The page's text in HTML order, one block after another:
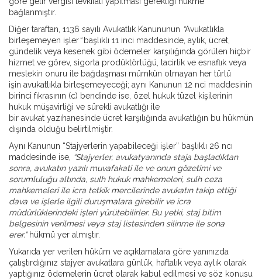
bağlanmıştır.
Diğer taraftan, 1136 sayılı Avukatlık Kanununun “Avukatlıkla
birleşemeyen işler“başlıklı 11 inci maddesinde, aylık, ücret,
gündelik veya kesenek gibi ödemeler karşılığında görülen hiçbir
hizmet ve görev, sigorta prodüktörlüğü, tacirlik ve esnaflık veya
meslekin onuru ile bağdaşması mümkün olmayan her türlü
işin avukatlıkla birleşemeyeceği; aynı Kanunun 12 nci maddesinin
birinci fıkrasının (c) bendinde ise, özel hukuk tüzel kişilerinin
hukuk müşavirliği ve sürekli avukatlığı ile
bir avukat yazıhanesinde ücret karşılığında avukatlığın bu hükmün
dışında olduğu belirtilmiştir.
Aynı Kanunun “Stajyerlerin yapabileceği işler” başlıklı 26 ncı
maddesinde ise, “Stajyerler, avukatyanında staja başladıktan
sonra, avukatın yazılı muvafakati ile ve onun gözetimi ve
sorumluluğu altında, sulh hukuk mahkemeleri, sulh ceza
mahkemeleri ile icra tetkik mercilerinde avukatın takip ettiği
dava ve işlerle ilgili duruşmalara girebilir ve icra
müdürlüklerindeki işleri yürütebilirler. Bu yetki, staj bitim
belgesinin verilmesi veya staj listesinden silinme ile sona
erer.” hükmü yer almıştır.
Yukarıda yer verilen hüküm ve açıklamalara göre yanınızda
çalıştırdığınız stajyer avukatlara günlük, haftalık veya aylık olarak
yaptığınız ödemelerin ücret olarak kabul edilmesi ve söz konusu